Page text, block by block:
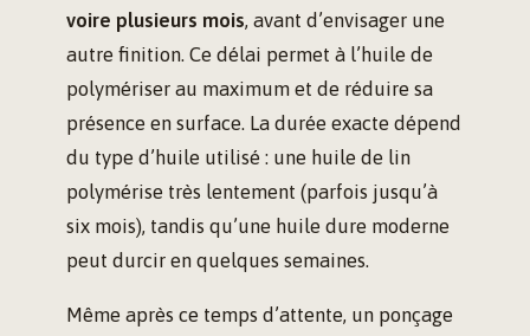
voire plusieurs mois, avant d’envisager une
autre finition. Ce délai permet à l’huile de
polymériser au maximum et de réduire sa
présence en surface. La durée exacte dépend
du type d’huile utilisé : une huile de lin
polymérise très lentement (parfois jusqu’à
six mois), tandis qu’une huile dure moderne
peut durcir en quelques semaines.
Même après ce temps d’attente, un ponçage